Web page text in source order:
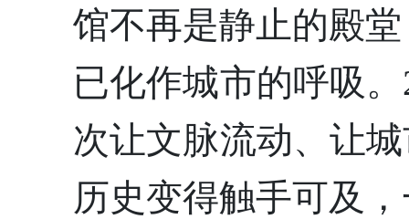
馆不再是静止的殿
已化作城市的呼吸
次让文脉流动、让
历史变得触手可及